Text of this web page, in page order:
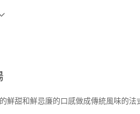
鮮甜和鮮忌廉的口感做成傳統風味的法